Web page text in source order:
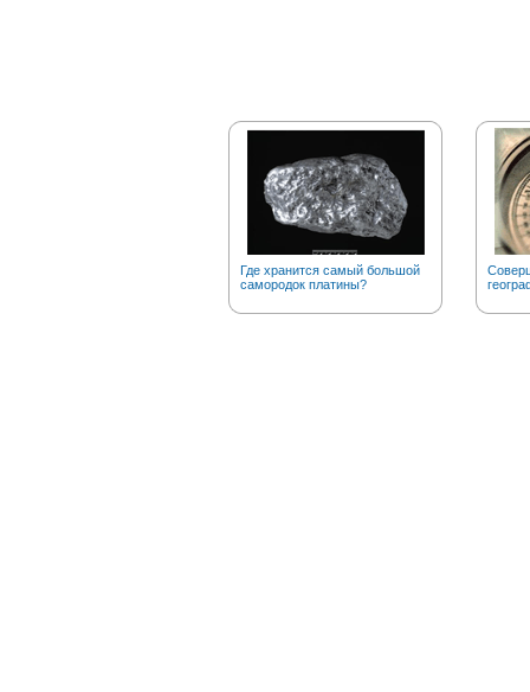
Где хранится самый большой
самородок платины?